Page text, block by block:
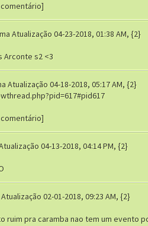
Atualização 04-23-2018, 01:38 AM, {2}
Arconte s2 <3
Atualização 04-18-2018, 05:17 AM, {2}
04-13-2018, 04:14 PM, {2}
02-01-2018, 09:23 AM, {2}
ruim pra caramba nao tem um evento